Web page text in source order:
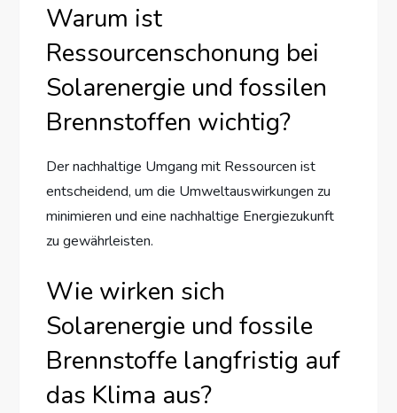
Warum ist
Ressourcenschonung bei
Solarenergie und fossilen
Brennstoffen wichtig?
Der nachhaltige Umgang mit Ressourcen ist
entscheidend, um die Umweltauswirkungen zu
minimieren und eine nachhaltige Energiezukunft
zu gewährleisten.
Wie wirken sich
Solarenergie und fossile
Brennstoffe langfristig auf
das Klima aus?